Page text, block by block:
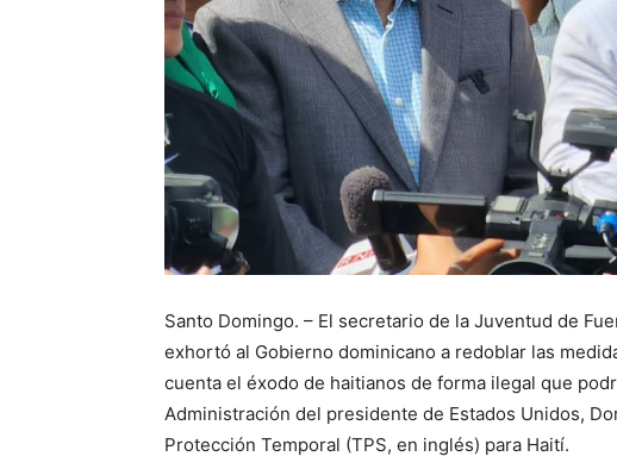
Santo Domingo. – El secretario de la Juventud de
exhortó al Gobierno dominicano a redoblar las
cuenta el éxodo de haitianos de forma ilegal que
Administración del presidente de Estados Unidos,
Protección Temporal (TPS, en inglés) para Haití.